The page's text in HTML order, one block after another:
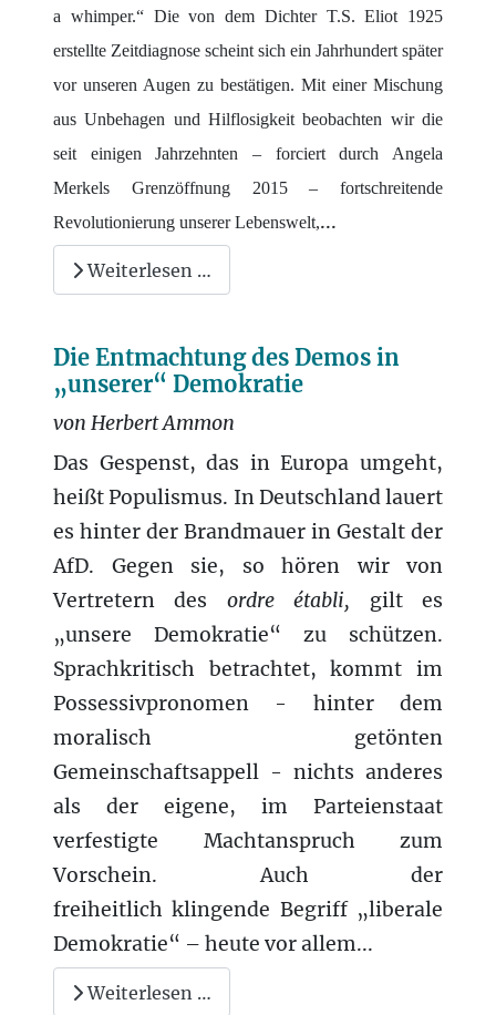
a whimper.“ Die von dem Dichter T.S. Eliot 1925
erstellte Zeitdiagnose scheint sich ein Jahrhundert später
vor unseren Augen zu bestätigen. Mit einer Mischung
aus Unbehagen und Hilflosigkeit beobachten wir die
seit einigen Jahrzehnten – forciert durch Angela
Merkels Grenzöffnung 2015 – fortschreitende
Revolutionierung unserer Lebenswelt,...
Weiterlesen …
Die Entmachtung des Demos in
„unserer“ Demokratie
von Herbert Ammon
Das Gespenst, das in Europa umgeht,
heißt Populismus. In Deutschland lauert
es hinter der Brandmauer in Gestalt der
AfD. Gegen sie, so hören wir von
Vertretern
des ordre établi, gilt es
„unsere Demokratie“ zu schützen.
Sprachkritisch betrachtet, kommt im
Possessivpronomen - hinter dem
moralisch getönten
Gemeinschaftsappell - nichts anderes
als der eigene, im Parteienstaat
verfestigte Machtanspruch zum
Vorschein. Auch der
freiheitlich klingende Begriff „liberale
Demokratie“ – heute vor allem...
Weiterlesen …